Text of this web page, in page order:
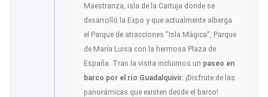
Maestranza, isla de la Cartuja donde se
desarrolló la Expo y que actualmente alberga
el Parque de atracciones "Isla Mágica", Parque
de María Luisa con la hermosa Plaza de
España. Tras la visita incluimos un paseo en
barco por el río Guadalquivir. ¡Disfrute de las
panorámicas que existen desde el barco!.